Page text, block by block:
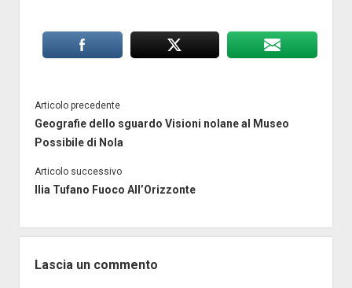
Articolo precedente
Geografie dello sguardo Visioni nolane al Museo
Possibile di Nola
Articolo successivo
Ilia Tufano Fuoco All’Orizzonte
Lascia un commento